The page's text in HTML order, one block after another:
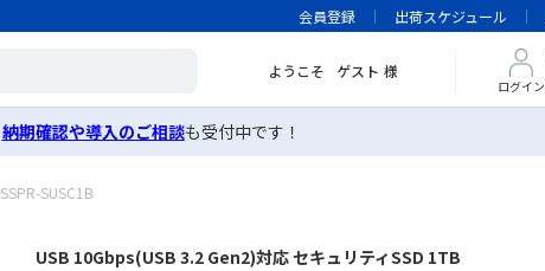
会員登録 出荷スケジュール
ようこそ ゲスト 様
ログイン
納期確認や導入のご相談も受付中です！
SSPR-SUSC1B
USB 10Gbps(USB 3.2 Gen2)対応 セキュリティSSD 1TB